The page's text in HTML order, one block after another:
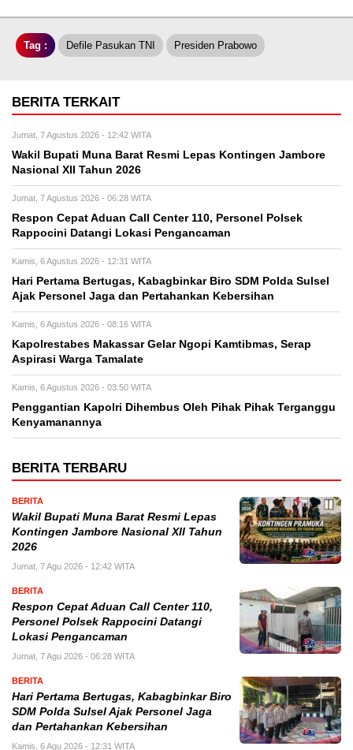
Tag : Defile Pasukan TNI Presiden Prabowo
BERITA TERKAIT
Jumat, 7 Agustus 2026 - 12:42 WITA
Wakil Bupati Muna Barat Resmi Lepas Kontingen Jambore
Nasional XII Tahun 2026
Jumat, 7 Agustus 2026 - 06:28 WITA
Respon Cepat Aduan Call Center 110, Personel Polsek
Rappocini Datangi Lokasi Pengancaman
Kamis, 6 Agustus 2026 - 12:31 WITA
Hari Pertama Bertugas, Kabagbinkar Biro SDM Polda Sulsel
Ajak Personel Jaga dan Pertahankan Kebersihan
Kamis, 6 Agustus 2026 - 08:16 WITA
Kapolrestabes Makassar Gelar Ngopi Kamtibmas, Serap
Aspirasi Warga Tamalate
Kamis, 6 Agustus 2026 - 03:50 WITA
Penggantian Kapolri Dihembus Oleh Pihak Pihak Terganggu
Kenyamanannya
BERITA TERBARU
BERITA
Wakil Bupati Muna Barat Resmi Lepas
Kontingen Jambore Nasional XII Tahun
2026
Jumat, 7 Agu 2026 - 12:42 WITA
BERITA
Respon Cepat Aduan Call Center 110,
Personel Polsek Rappocini Datangi
Lokasi Pengancaman
Jumat, 7 Agu 2026 - 06:28 WITA
BERITA
Hari Pertama Bertugas, Kabagbinkar Biro
SDM Polda Sulsel Ajak Personel Jaga
dan Pertahankan Kebersihan
Kamis, 6 Agu 2026 - 12:31 WITA